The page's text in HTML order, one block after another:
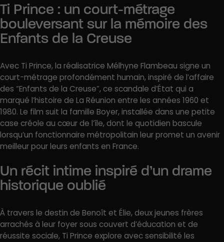
Ti Prince : un court-métrage
bouleversant sur la mémoire des
Enfants de la Creuse
Avec Ti Prince, la réalisatrice Mélhyne Flambeau signe un
court-métrage profondément humain, inspiré de l’affaire
des “Enfants de la Creuse”, ce scandale d’État qui a
marqué l’histoire de La Réunion entre les années 1960 et
1980. Le film suit la famille Boyer, installée dans une petite
case créole au cœur de l’île, dont le quotidien bascule
lorsqu’un fonctionnaire métropolitain leur promet un avenir
meilleur pour leurs enfants en France.
Un récit intime inspiré d’un drame
historique oublié
À travers le destin de Benoît et Élie, deux jeunes frères
arrachés à leur foyer sous couvert d’éducation et de
réussite sociale, Ti Prince explore avec sensibilité les